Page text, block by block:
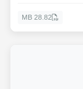
28.82 MB